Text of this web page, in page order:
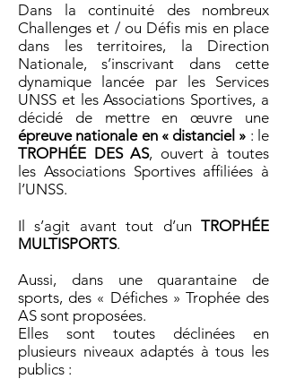
Dans la continuité des nombreux
Challenges et / ou Défis mis en place
dans les territoires, la Direction
Nationale, s’inscrivant dans cette
dynamique lancée par les Services
UNSS et les Associations Sportives, a
décidé de mettre en œuvre une
épreuve nationale en « distanciel » : le
TROPHÉE DES AS, ouvert à toutes
les Associations Sportives affiliées à
l’UNSS.
Il s’agit avant tout d’un TROPHÉE
MULTISPORTS.
Aussi, dans une quarantaine de
sports, des « Défiches » Trophée des
AS sont proposées.
Elles sont toutes déclinées en
plusieurs niveaux adaptés à tous les
publics :